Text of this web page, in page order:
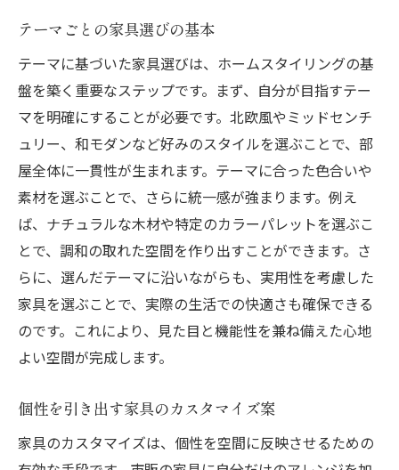
テーマごとの家具選びの基本
テーマに基づいた家具選びは、ホームスタイリングの基
盤を築く重要なステップです。まず、自分が目指すテー
マを明確にすることが必要です。北欧風やミッドセンチ
ュリー、和モダンなど好みのスタイルを選ぶことで、部
屋全体に一貫性が生まれます。テーマに合った色合いや
素材を選ぶことで、さらに統一感が強まります。例え
ば、ナチュラルな木材や特定のカラーパレットを選ぶこ
とで、調和の取れた空間を作り出すことができます。さ
らに、選んだテーマに沿いながらも、実用性を考慮した
家具を選ぶことで、実際の生活での快適さも確保できる
のです。これにより、見た目と機能性を兼ね備えた心地
よい空間が完成します。
個性を引き出す家具のカスタマイズ案
家具のカスタマイズは、個性を空間に反映させるための